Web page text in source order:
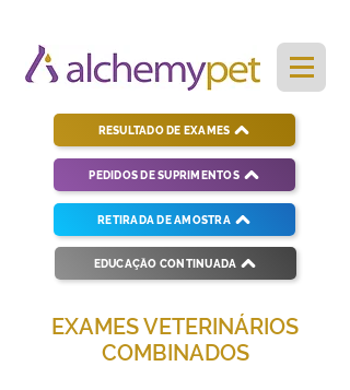
PEDIDOS DE SUPRIMENTOS
RESULTADO DE EXAMES
RETIRADA DE AMOSTRA
EDUCAÇÃO CONTINUADA
EXAMES VETERINÁRIOS
COMBINADOS